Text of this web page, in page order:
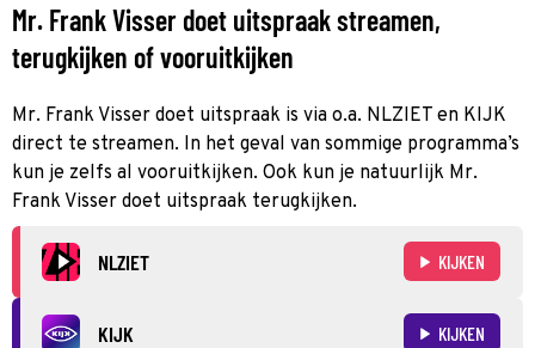
Mr. Frank Visser doet uitspraak streamen,
terugkijken of vooruitkijken
Mr. Frank Visser doet uitspraak is via o.a. NLZIET en KIJK
direct te streamen. In het geval van sommige programma’s
kun je zelfs al vooruitkijken. Ook kun je natuurlijk Mr.
Frank Visser doet uitspraak terugkijken.
NLZIET KIJKEN
KIJK KIJKEN